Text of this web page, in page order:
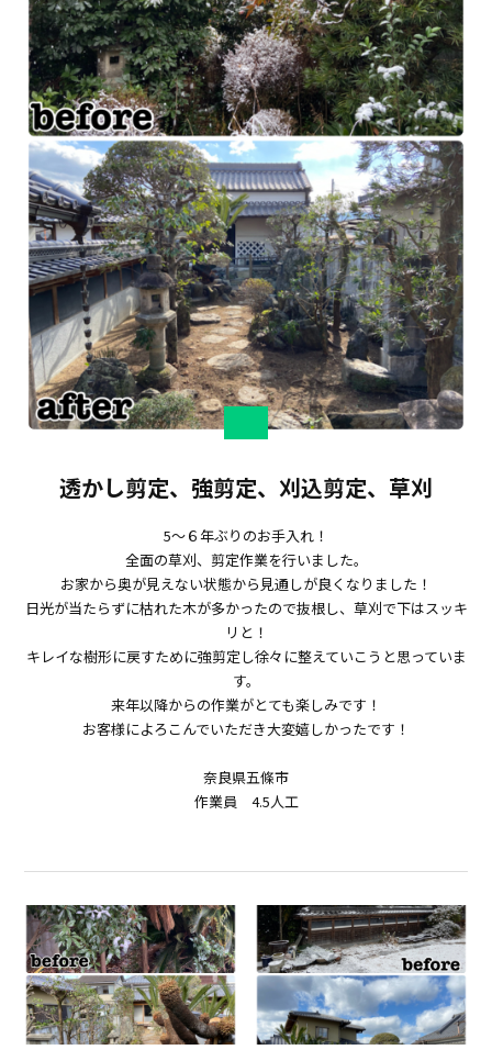
透かし剪定、強剪定、刈込剪定、草刈
5〜６年ぶりのお手入れ！
全面の草刈、剪定作業を行いました。
お家から奥が見えない状態から見通しが良くなりました！
日光が当たらずに枯れた木が多かったので抜根し、草刈で下はスッキ
リと！
キレイな樹形に戻すために強剪定し徐々に整えていこうと思っていま
す。
来年以降からの作業がとても楽しみです！
お客様によろこんでいただき大変嬉しかったです！
奈良県五條市
作業員 4.5人工